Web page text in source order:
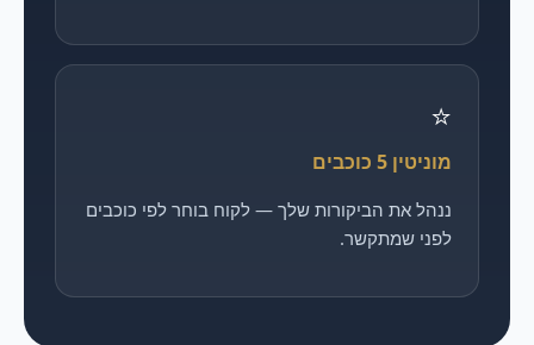
⭐
מוניטין 5 כוכבים
ננהל את הביקורות שלך — לקוח בוחר לפי כוכבים
לפני שמתקשר.